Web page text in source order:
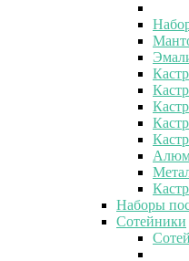
Наборы
Сотейники